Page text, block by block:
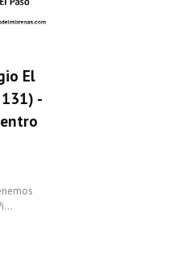
El
-